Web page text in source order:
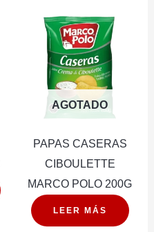
AGOTADO
PAPAS CASERAS
CIBOULETTE
MARCO POLO 200G
LEER MÁS